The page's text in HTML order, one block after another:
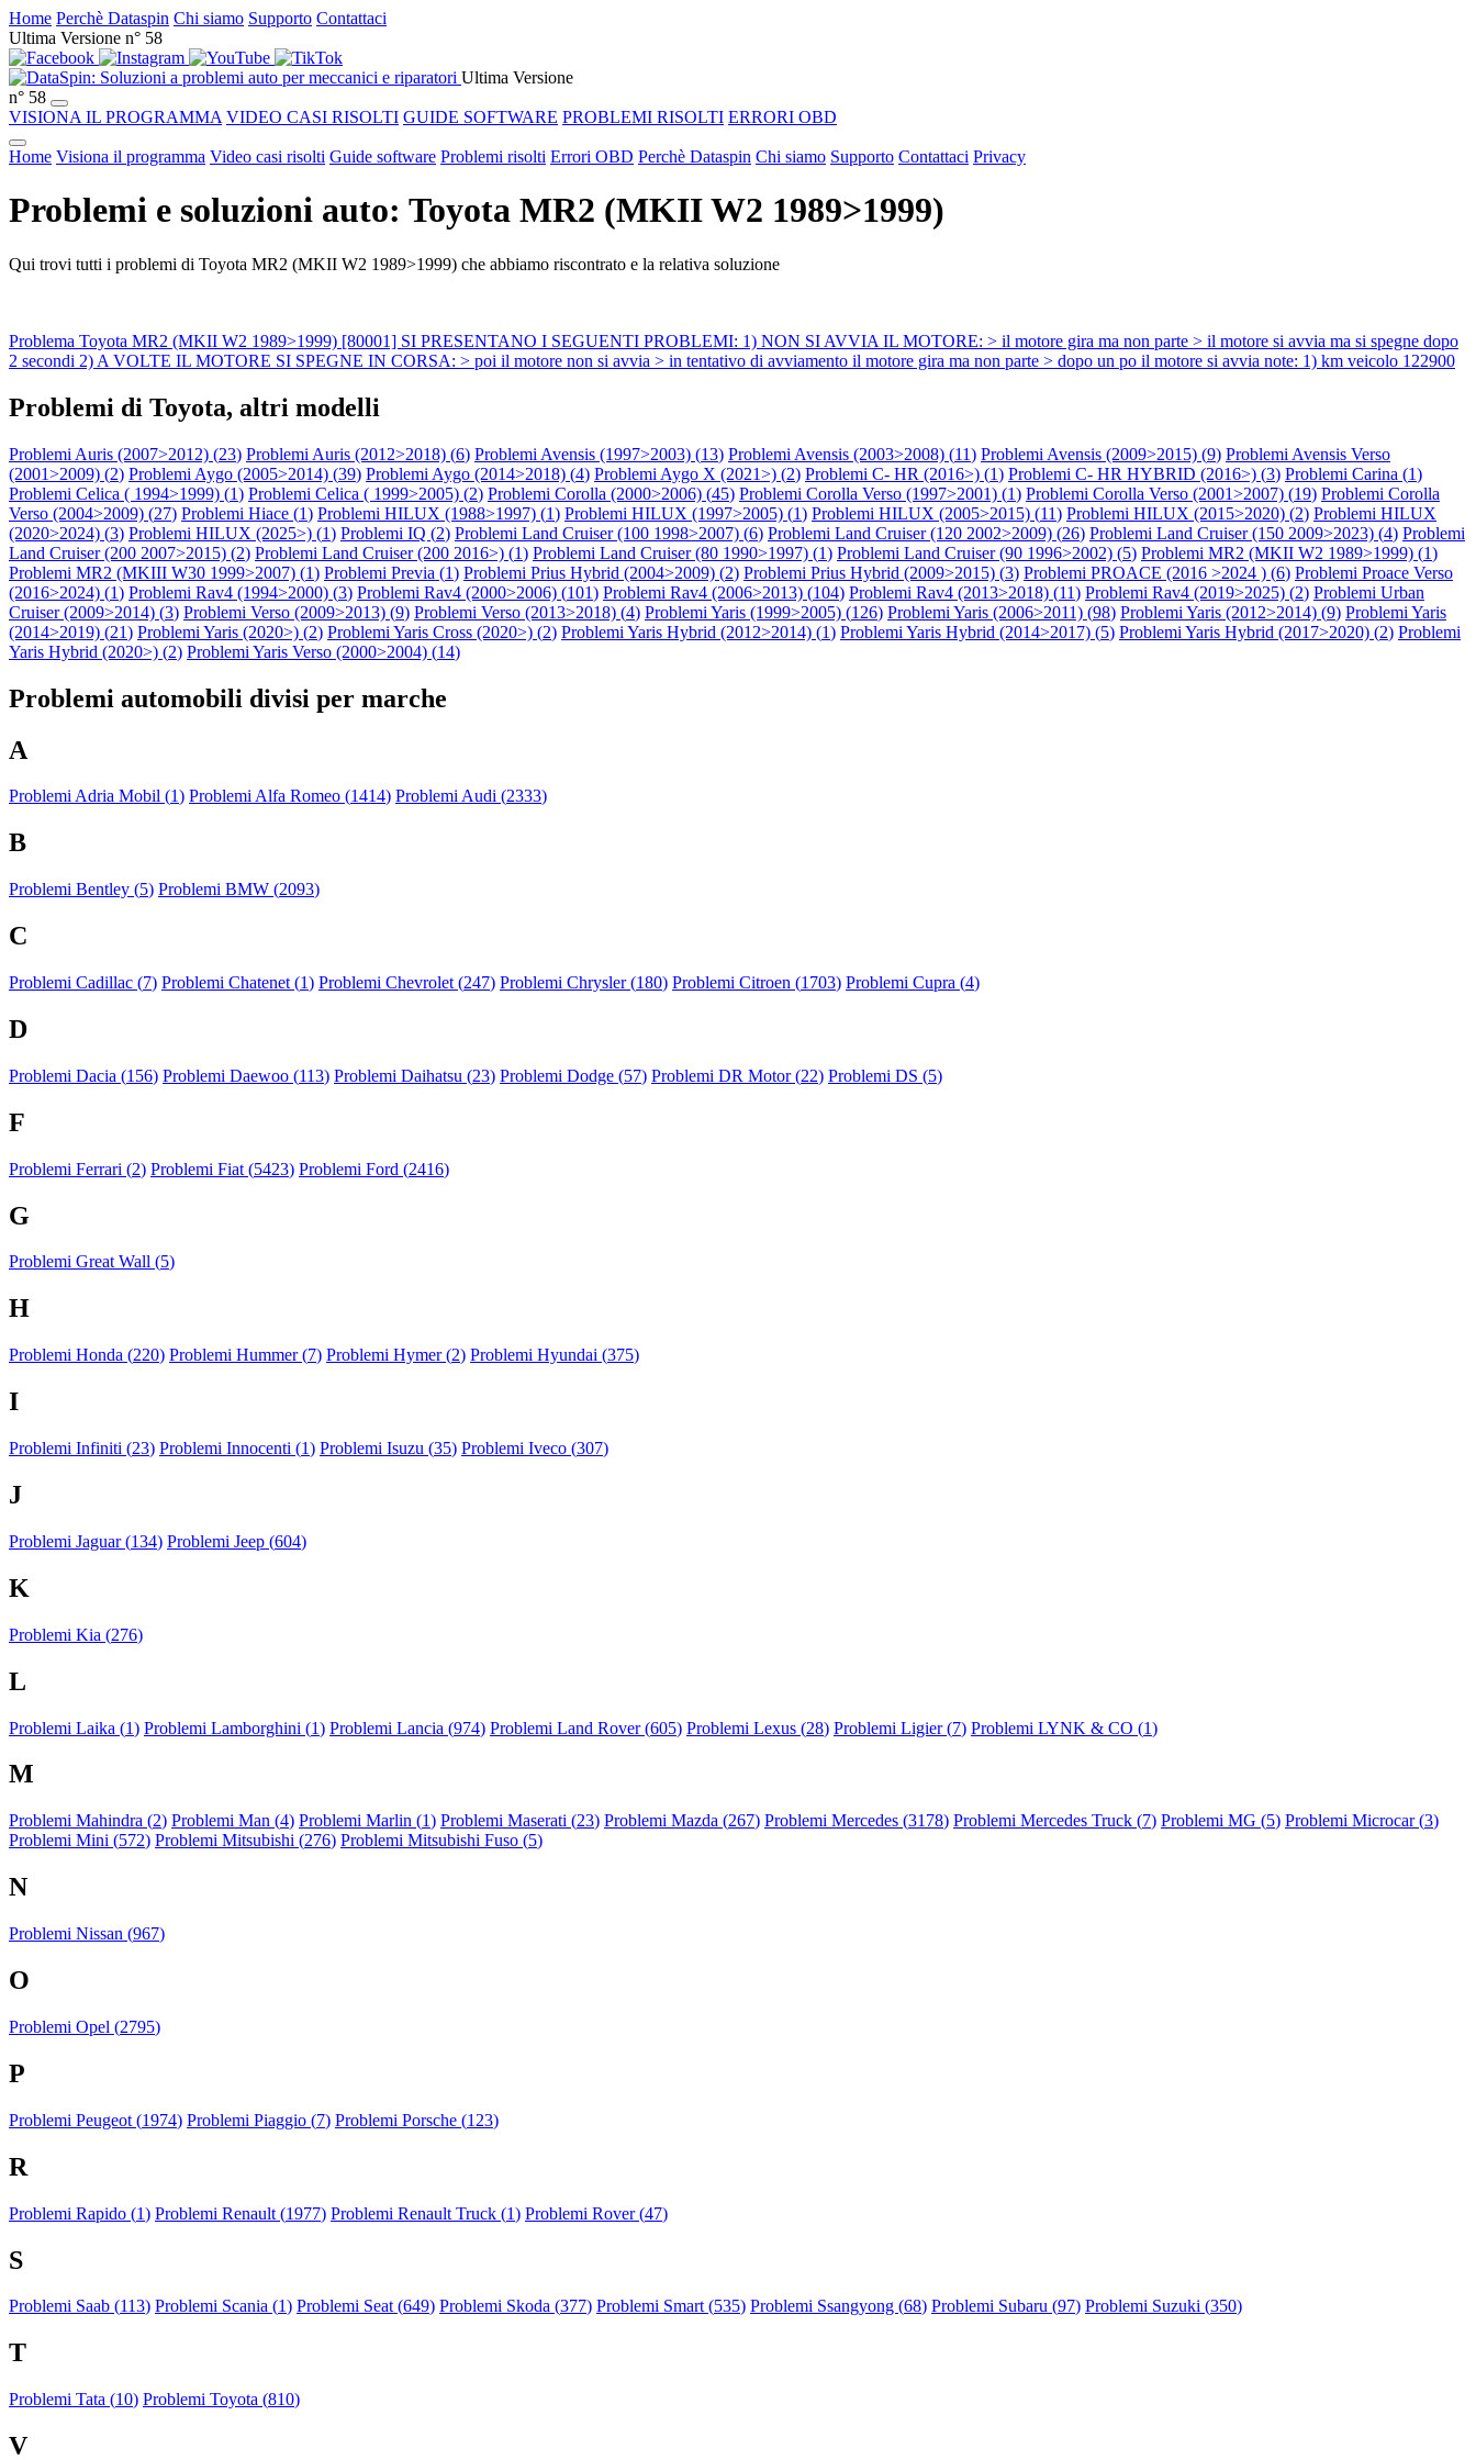
Home Perchè Dataspin Chi siamo Supporto Contattaci
Ultima Versione n° 58
Ultima Versione
n° 58
VISIONA IL PROGRAMMA VIDEO CASI RISOLTI GUIDE SOFTWARE PROBLEMI RISOLTI ERRORI OBD
Home Visiona il programma Video casi risolti Guide software Problemi risolti Errori OBD Perchè Dataspin Chi siamo Supporto Contattaci Privacy
Problemi e soluzioni auto: Toyota MR2 (MKII W2 1989>1999)
Qui trovi tutti i problemi di Toyota MR2 (MKII W2 1989>1999) che abbiamo riscontrato e la relativa soluzione
Problema Toyota MR2 (MKII W2 1989>1999) [80001] SI PRESENTANO I SEGUENTI PROBLEMI: 1) NON SI AVVIA IL MOTORE: > il motore gira ma non parte > il motore si avvia ma si spegne dopo
2 secondi 2) A VOLTE IL MOTORE SI SPEGNE IN CORSA: > poi il motore non si avvia > in tentativo di avviamento il motore gira ma non parte > dopo un po il motore si avvia note: 1) km veicolo 122900
Problemi di Toyota, altri modelli
Problemi Auris (2007>2012) (23) Problemi Auris (2012>2018) (6) Problemi Avensis (1997>2003) (13) Problemi Avensis (2003>2008) (11) Problemi Avensis (2009>2015) (9) Problemi Avensis Verso
(2001>2009) (2) Problemi Aygo (2005>2014) (39) Problemi Aygo (2014>2018) (4) Problemi Aygo X (2021>) (2) Problemi C- HR (2016>) (1) Problemi C- HR HYBRID (2016>) (3) Problemi Carina (1)
Problemi Celica ( 1994>1999) (1) Problemi Celica ( 1999>2005) (2) Problemi Corolla (2000>2006) (45) Problemi Corolla Verso (1997>2001) (1) Problemi Corolla Verso (2001>2007) (19) Problemi Corolla
Verso (2004>2009) (27) Problemi Hiace (1) Problemi HILUX (1988>1997) (1) Problemi HILUX (1997>2005) (1) Problemi HILUX (2005>2015) (11) Problemi HILUX (2015>2020) (2) Problemi HILUX
(2020>2024) (3) Problemi HILUX (2025>) (1) Problemi IQ (2) Problemi Land Cruiser (100 1998>2007) (6) Problemi Land Cruiser (120 2002>2009) (26) Problemi Land Cruiser (150 2009>2023) (4) Problemi
Land Cruiser (200 2007>2015) (2) Problemi Land Cruiser (200 2016>) (1) Problemi Land Cruiser (80 1990>1997) (1) Problemi Land Cruiser (90 1996>2002) (5) Problemi MR2 (MKII W2 1989>1999) (1)
Problemi MR2 (MKIII W30 1999>2007) (1) Problemi Previa (1) Problemi Prius Hybrid (2004>2009) (2) Problemi Prius Hybrid (2009>2015) (3) Problemi PROACE (2016 >2024 ) (6) Problemi Proace Verso
(2016>2024) (1) Problemi Rav4 (1994>2000) (3) Problemi Rav4 (2000>2006) (101) Problemi Rav4 (2006>2013) (104) Problemi Rav4 (2013>2018) (11) Problemi Rav4 (2019>2025) (2) Problemi Urban
Cruiser (2009>2014) (3) Problemi Verso (2009>2013) (9) Problemi Verso (2013>2018) (4) Problemi Yaris (1999>2005) (126) Problemi Yaris (2006>2011) (98) Problemi Yaris (2012>2014) (9) Problemi Yaris
(2014>2019) (21) Problemi Yaris (2020>) (2) Problemi Yaris Cross (2020>) (2) Problemi Yaris Hybrid (2012>2014) (1) Problemi Yaris Hybrid (2014>2017) (5) Problemi Yaris Hybrid (2017>2020) (2) Problemi
Yaris Hybrid (2020>) (2) Problemi Yaris Verso (2000>2004) (14)
Problemi automobili divisi per marche
A
Problemi Adria Mobil (1) Problemi Alfa Romeo (1414) Problemi Audi (2333)
B
Problemi Bentley (5) Problemi BMW (2093)
C
Problemi Cadillac (7) Problemi Chatenet (1) Problemi Chevrolet (247) Problemi Chrysler (180) Problemi Citroen (1703) Problemi Cupra (4)
D
Problemi Dacia (156) Problemi Daewoo (113) Problemi Daihatsu (23) Problemi Dodge (57) Problemi DR Motor (22) Problemi DS (5)
F
Problemi Ferrari (2) Problemi Fiat (5423) Problemi Ford (2416)
G
Problemi Great Wall (5)
H
Problemi Honda (220) Problemi Hummer (7) Problemi Hymer (2) Problemi Hyundai (375)
I
Problemi Infiniti (23) Problemi Innocenti (1) Problemi Isuzu (35) Problemi Iveco (307)
J
Problemi Jaguar (134) Problemi Jeep (604)
K
Problemi Kia (276)
L
Problemi Laika (1) Problemi Lamborghini (1) Problemi Lancia (974) Problemi Land Rover (605) Problemi Lexus (28) Problemi Ligier (7) Problemi LYNK & CO (1)
M
Problemi Mahindra (2) Problemi Man (4) Problemi Marlin (1) Problemi Maserati (23) Problemi Mazda (267) Problemi Mercedes (3178) Problemi Mercedes Truck (7) Problemi MG (5) Problemi Microcar (3)
Problemi Mini (572) Problemi Mitsubishi (276) Problemi Mitsubishi Fuso (5)
N
Problemi Nissan (967)
O
Problemi Opel (2795)
P
Problemi Peugeot (1974) Problemi Piaggio (7) Problemi Porsche (123)
R
Problemi Rapido (1) Problemi Renault (1977) Problemi Renault Truck (1) Problemi Rover (47)
S
Problemi Saab (113) Problemi Scania (1) Problemi Seat (649) Problemi Skoda (377) Problemi Smart (535) Problemi Ssangyong (68) Problemi Subaru (97) Problemi Suzuki (350)
T
Problemi Tata (10) Problemi Toyota (810)
V